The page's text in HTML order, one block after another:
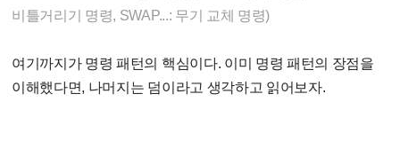
비틀거리기 명령, SWAP...: 무기 교체 명령)
여기까지가 명령 패턴의 핵심이다. 이미 명령 패턴의 장점을
이해했다면, 나머지는 덤이라고 생각하고 읽어보자.